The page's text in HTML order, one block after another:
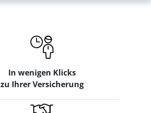
In wenigen Klicks
zu Ihrer Versicherung